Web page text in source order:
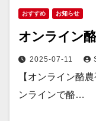
おすすめ お知らせ
オンライン
2025-07-11
【オンライン酪
ンラインで酪…